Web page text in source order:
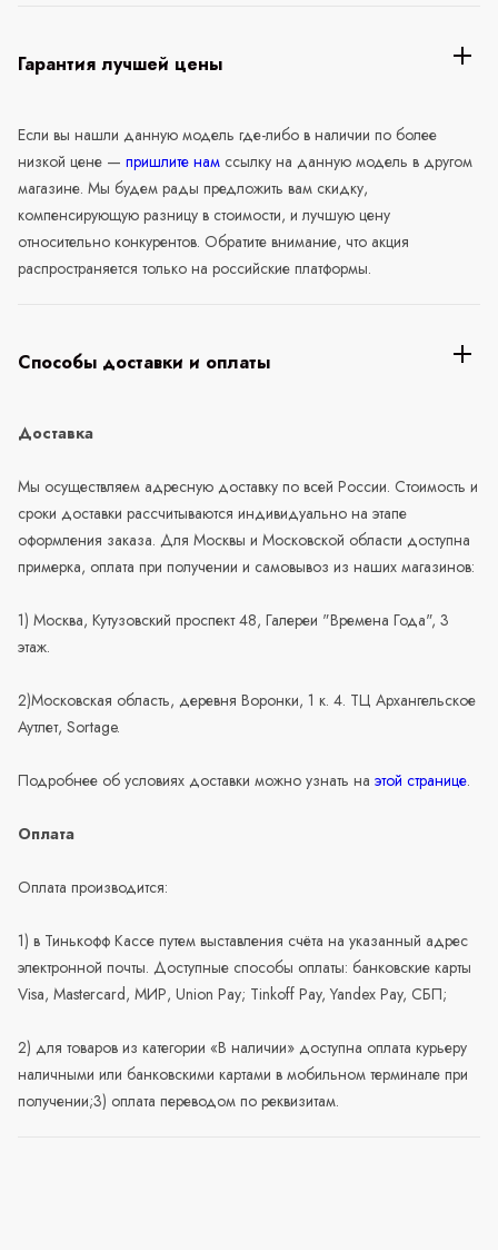
Гарантия лучшей цены
Если вы нашли данную модель где-либо в наличии по более
низкой цене — пришлите нам ссылку на данную модель в другом
магазине. Мы будем рады предложить вам скидку,
компенсирующую разницу в стоимости, и лучшую цену
относительно конкурентов. Обратите внимание, что акция
распространяется только на российские платформы.
Способы доставки и оплаты
Доставка
Мы осуществляем адресную доставку по всей России. Стоимость и
сроки доставки рассчитываются индивидуально на этапе
оформления заказа. Для Москвы и Московской области доступна
примерка, оплата при получении и самовывоз из наших магазинов:
1) Москва, Кутузовский проспект 48, Галереи "Времена Года", 3
этаж.
2)Московская область, деревня Воронки, 1 к. 4. ТЦ Архангельское
Аутлет, Sortage.
Подробнее об условиях доставки можно узнать на этой странице.
Оплата
Оплата производится:
1) в Тинькофф Кассе путем выставления счёта на указанный адрес
электронной почты. Доступные способы оплаты: банковские карты
Visa, Mastercard, МИР, Union Pay; Tinkoff Pay, Yandex Pay, СБП;
2) для товаров из категории «В наличии» доступна оплата курьеру
наличными или банковскими картами в мобильном терминале при
получении;3) оплата переводом по реквизитам.